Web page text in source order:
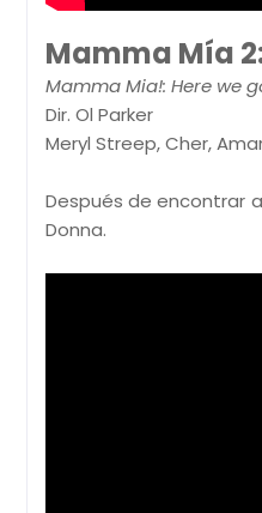
Mamma Mía
Mamma Mia!: Here we
Dir. Ol Parker
Meryl Streep, Cher,
Después de encontrar
Donna.